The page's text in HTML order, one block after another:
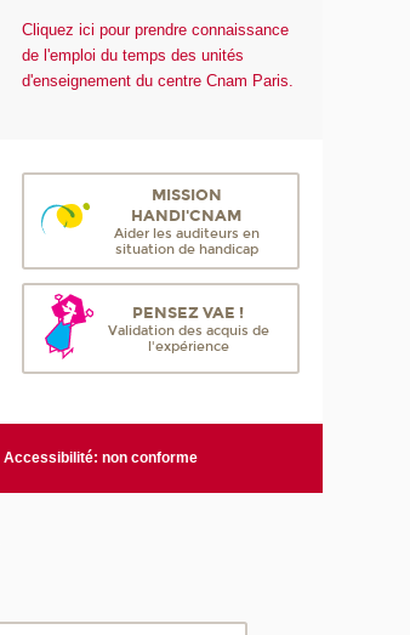
Cliquez ici pour prendre connaissance
de l'emploi du temps des unités
d'enseignement du centre Cnam Paris.
MISSION
HANDI'CNAM
Aider les auditeurs en
situation de handicap
PENSEZ VAE !
Validation des acquis de
l'expérience
Accessibilité: non conforme